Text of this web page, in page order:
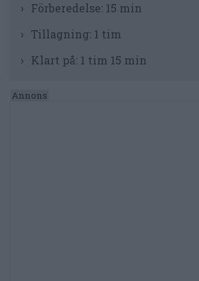
Förberedelse: 15 min
Tillagning: 1 tim
Klart på: 1 tim 15 min